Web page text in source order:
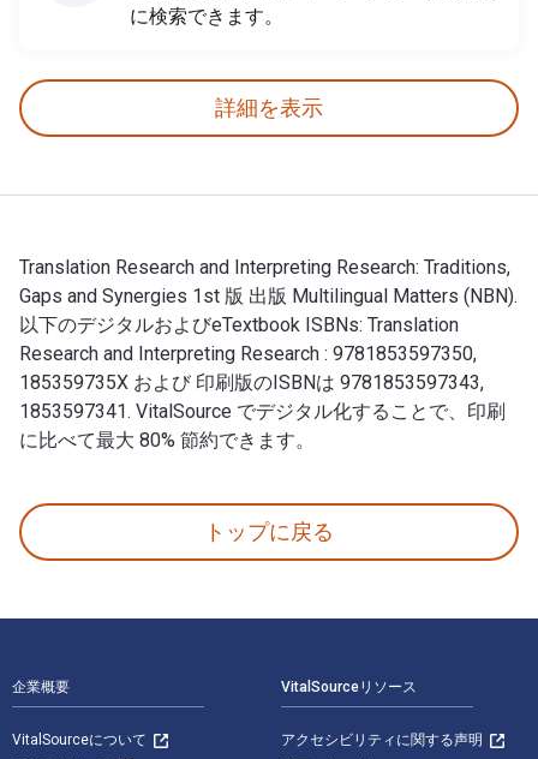
に検索できます。
詳細を表示
Translation Research and Interpreting Research: Traditions,
Gaps and Synergies 1st 版 出版 Multilingual Matters (NBN).
以下のデジタルおよびeTextbook ISBNs: Translation
Research and Interpreting Research : 9781853597350,
185359735X および 印刷版のISBNは 9781853597343,
1853597341. VitalSource でデジタル化することで、印刷
に比べて最大 80% 節約できます。
トップに戻る
企業概要
VitalSourceについて
VitalSourceリソース
アクセシビリティに関する声明